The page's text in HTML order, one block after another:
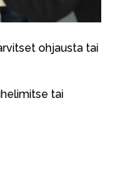
ohjausta tai
tai